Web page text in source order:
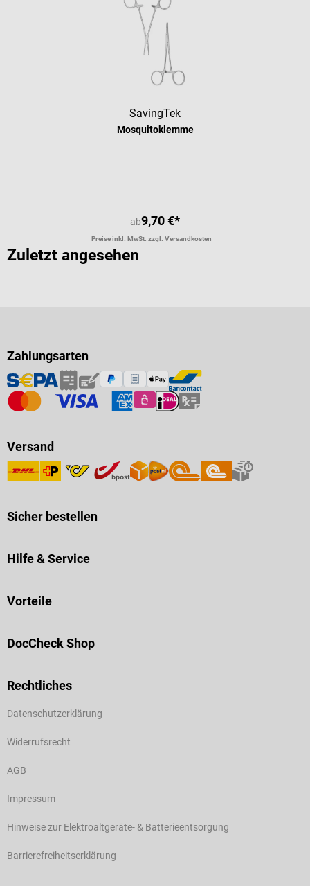
SavingTek
Mosquitoklemme
ab9,70 €*
Preise inkl. MwSt. zzgl. Versandkosten
Zuletzt angesehen
Zahlungsarten
Versand
Sicher bestellen
Hilfe & Service
Vorteile
DocCheck Shop
Rechtliches
Datenschutzerklärung
Widerrufsrecht
AGB
Impressum
Hinweise zur Elektroaltgeräte- & Batterieentsorgung
Barrierefreiheitserklärung